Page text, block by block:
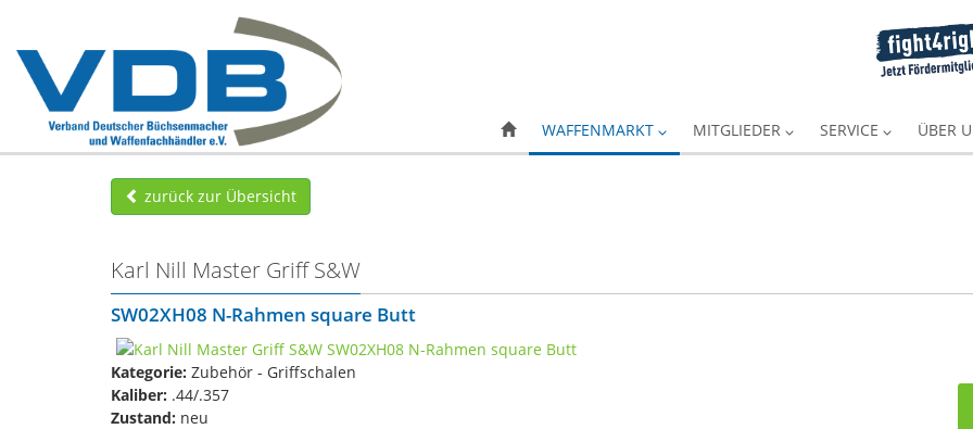
WAFFENMARKT MITGLIEDER SERVICE ÜBER
zurück zur Übersicht
Karl Nill Master Griff S&W
SW02XH08 N-Rahmen square Butt
Kategorie: Zubehör - Griffschalen
Kaliber: .44/.357
Zustand: neu